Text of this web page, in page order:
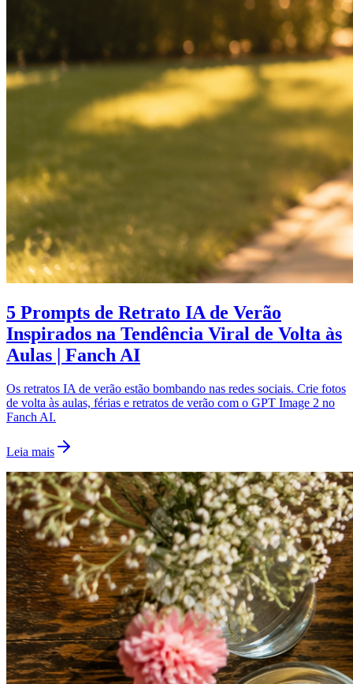
5 Prompts de Retrato IA de Verão
Inspirados na Tendência Viral de Volta às
Aulas | Fanch AI
Os retratos IA de verão estão bombando nas redes sociais. Crie fotos
de volta às aulas, férias e retratos de verão com o GPT Image 2 no
Fanch AI.
Leia mais